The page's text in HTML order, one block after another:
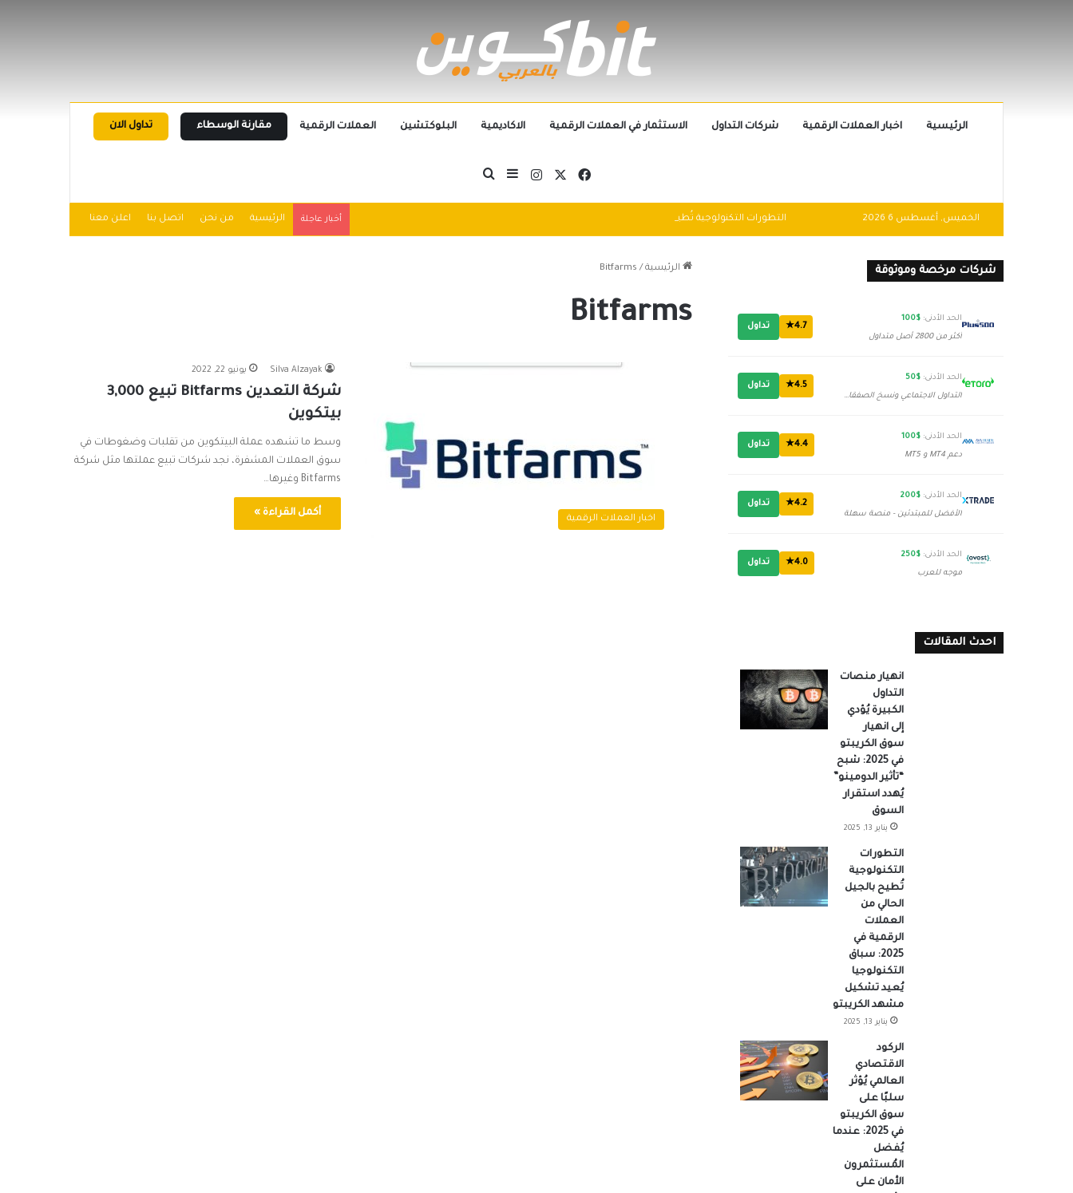
الرئيسية تداول الان اخبار العملات الرقمية شركات التداول الاستثمار في العملات الرقمية الاكاديمية البلوكتشين العملات الرقمية مقارنة الوسطاء
فيسبوكانستقرامإضافة عمود جانبي
بحث عن
الخميس, أغسطس 6 2026 أخبار عاجلة الرئيسية من نحن اتصل بنا اعلن معنا
الرئيسية /
Bitfarms
Bitfarms
اخبار العملات الرقمية
Silva Alzayak يونيو 22, 2022
شركة التعدين Bitfarms تبيع 3,000
بيتكوين
وسط ما تشهده عملة البيتكوين من تقلبات وضغوطات في
سوق العملات المشفرة، نجد شركات تبيع عملتها مثل شركة
Bitfarms وغيرها…
أكمل القراءة »
شركات مرخصة وموثوقة
الحد الأدنى: $100
أكثر من 2800 أصل متداول
4.7★ تداول
الحد الأدنى: $50
التداول الاجتماعي ونسخ الصفقات
4.5★ تداول
الحد الأدنى: $100
دعم MT4 و MT5
4.4★ تداول
الحد الأدنى: $200
الأفضل للمبتدئين - منصة سهلة
4.2★ تداول
الحد الأدنى: $250
موجه للعرب
4.0★ تداول
احدث المقالات
انهيار منصات
التداول
الكبيرة يُؤدي
إلى انهيار
سوق الكريبتو
في 2025: شبح
“تأثير الدومينو”
يُهدد استقرار
السوق
يناير 13, 2025
التطورات
التكنولوجية
تُطيح بالجيل
الحالي من
العملات
الرقمية في
2025: سباق
التكنولوجيا
يُعيد تشكيل
مشهد الكريبتو
يناير 13, 2025
الركود
الاقتصادي
العالمي يُؤثر
سلبًا على
سوق الكريبتو
في 2025: عندما
يُفضل
المُستثمرون
الأمان على